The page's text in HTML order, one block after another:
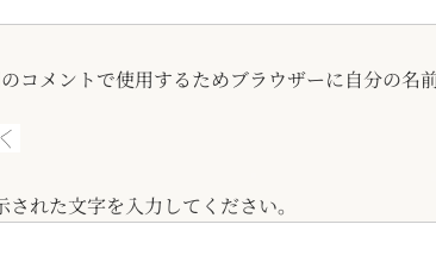
コメントで使用するためブラウザーに自分の名
された文字を入力してください。